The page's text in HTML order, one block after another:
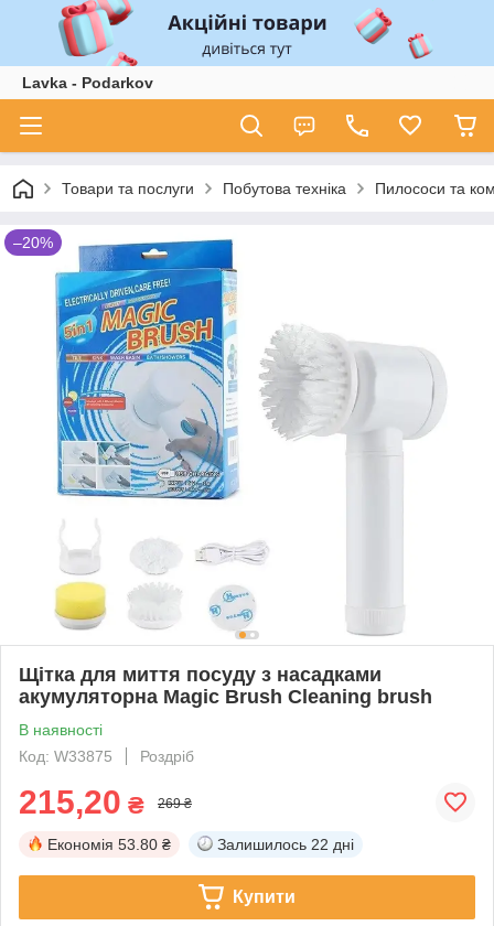
Lavka - Podarkov
Товари та послуги Побутова техніка Пилососи та
–20%
Щітка для миття посуду з насадками
акумуляторна Magic Brush Cleaning brush
В наявності
Код: W33875
Роздріб
215,20 ₴ 269 ₴
Економія 53.80 ₴ Залишилось 22 дні
Купити